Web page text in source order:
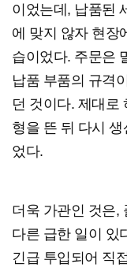
이었는데, 납품된
에 맞지 않자 현장
습이었다. 주문은
납품 부품의 규격
던 것이다. 제대로
형을 뜬 뒤 다시
었다.
더욱 가관인 것은,
다른 급한 일이 있
긴급 투입되어 직